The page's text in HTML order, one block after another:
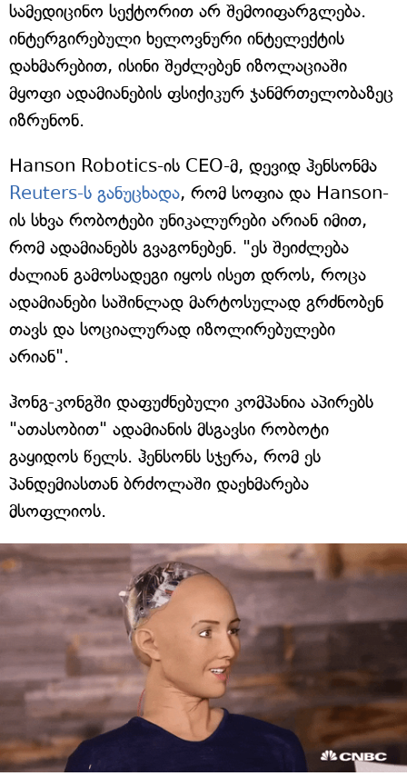
სამედიცინო სექტორით არ შემოიფარგლება.
ინტერგირებული ხელოვნური ინტელექტის
დახმარებით, ისინი შეძლებენ იზოლაციაში
მყოფი ადამიანების ფსიქიკურ ჯანმრთელობაზეც
იზრუნონ.
Hanson Robotics-ის CEO-მ, დევიდ ჰენსონმა
Reuters-ს განუცხადა, რომ სოფია და Hanson-
ის სხვა რობოტები უნიკალურები არიან იმით,
რომ ადამიანებს გვაგონებენ. "ეს შეიძლება
ძალიან გამოსადეგი იყოს ისეთ დროს, როცა
ადამიანები საშინლად მარტოსულად გრძნობენ
თავს და სოციალურად იზოლირებულები
არიან".
ჰონგ-კონგში დაფუძნებული კომპანია აპირებს
"ათასობით" ადამიანის მსგავსი რობოტი
გაყიდოს წელს. ჰენსონს სჯერა, რომ ეს
პანდემიასთან ბრძოლაში დაეხმარება
მსოფლიოს.